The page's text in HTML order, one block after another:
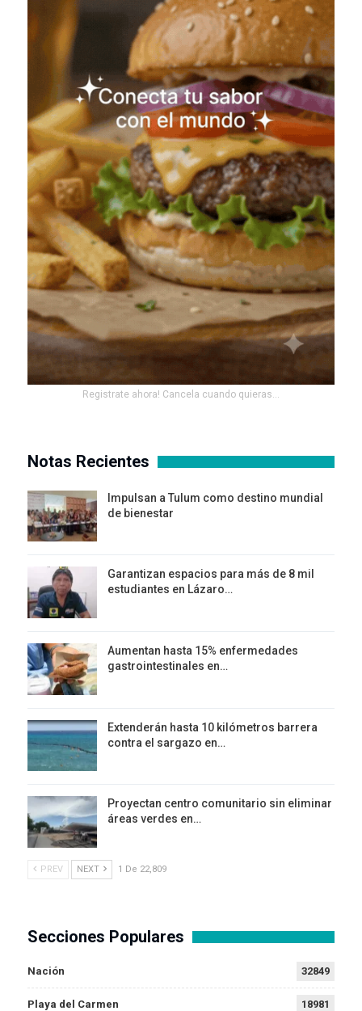
Registrate ahora! Cancela cuando quieras...
Notas Recientes
Impulsan a Tulum como destino mundial
de bienestar
Garantizan espacios para más de 8 mil
estudiantes en Lázaro…
Aumentan hasta 15% enfermedades
gastrointestinales en…
Extenderán hasta 10 kilómetros barrera
contra el sargazo en…
Proyectan centro comunitario sin eliminar
áreas verdes en…
PREV NEXT 1 De 22,809
Secciones Populares
Nación 32849
Playa del Carmen 18981